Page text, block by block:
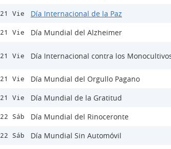
21 Vie Día Internacional de la Paz
21 Vie Día Mundial del Alzheimer
21 Vie Día Internacional contra los
21 Vie Día Mundial del Orgullo Pagano
21 Vie Día Mundial de la Gratitud
22 Sáb Día Mundial del Rinoceronte
22 Sáb Día Mundial Sin Automóvil